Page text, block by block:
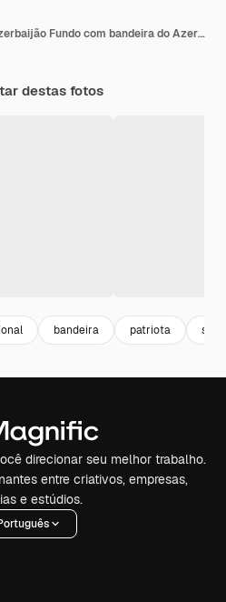
Bandeira nacional do Azerbaijão Fundo com bandeira do Azerbaijão
destas fotos
bandeira patriota
direcionar seu melhor trabalho.
entre criativos, empresas,
e estúdios.